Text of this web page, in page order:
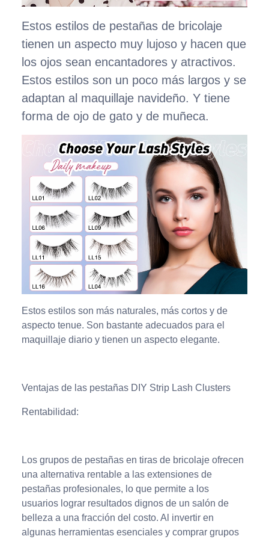
Estos estilos de pestañas de bricolaje
tienen un aspecto muy lujoso y hacen que
los ojos sean encantadores y atractivos.
Estos estilos son un poco más largos y se
adaptan al maquillaje navideño. Y tiene
forma de ojo de gato y de muñeca.
Estos estilos son más naturales, más cortos y de
aspecto tenue. Son bastante adecuados para el
maquillaje diario y tienen un aspecto elegante.
Ventajas de las pestañas DIY Strip Lash Clusters
Rentabilidad:
Los grupos de pestañas en tiras de bricolaje ofrecen
una alternativa rentable a las extensiones de
pestañas profesionales, lo que permite a los
usuarios lograr resultados dignos de un salón de
belleza a una fracción del costo. Al invertir en
algunas herramientas esenciales y comprar grupos